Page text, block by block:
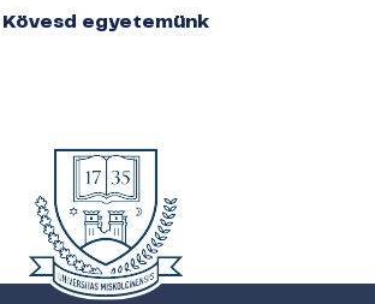
Kövesd egyetemünk